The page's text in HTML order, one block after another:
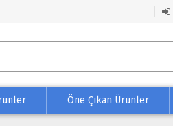
Öne Çıkan Ürünler